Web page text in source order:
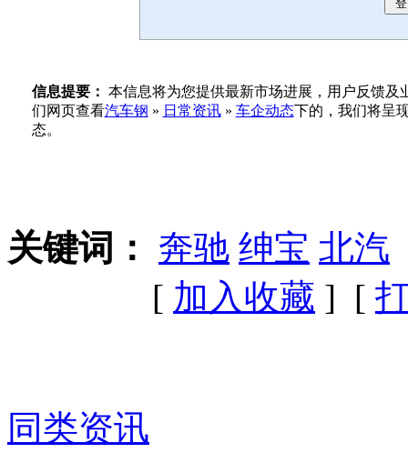
信息提要： 本信息将为您提供最新市场进展，用户反馈
们网页查看汽车钢 » 日常资讯» 车企动态下的，我们将呈
态。
关键词： 奔驰 绅宝 北汽
[ 加入收藏 ] [
同类资讯